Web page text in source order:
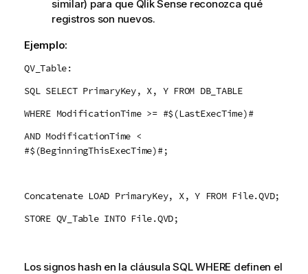
similar) para que Qlik Sense reconozca qué
registros son nuevos.
Ejemplo:
QV_Table:
SQL SELECT PrimaryKey, X, Y FROM DB_TABLE
WHERE ModificationTime >= #$(LastExecTime)#
AND ModificationTime <
#$(BeginningThisExecTime)#;
Concatenate LOAD PrimaryKey, X, Y FROM File.QVD;
STORE QV_Table INTO File.QVD;
Los signos hash en la cláusula SQL WHERE definen el